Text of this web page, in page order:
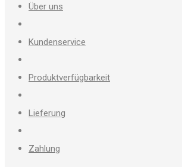
Über uns
Kundenservice
Produktverfügbarkeit
Lieferung
Zahlung